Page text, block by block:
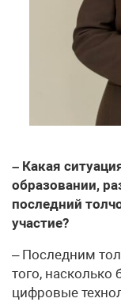
– Какая
образовании,
последний
участие?
– Последним
того, насколько
цифровые